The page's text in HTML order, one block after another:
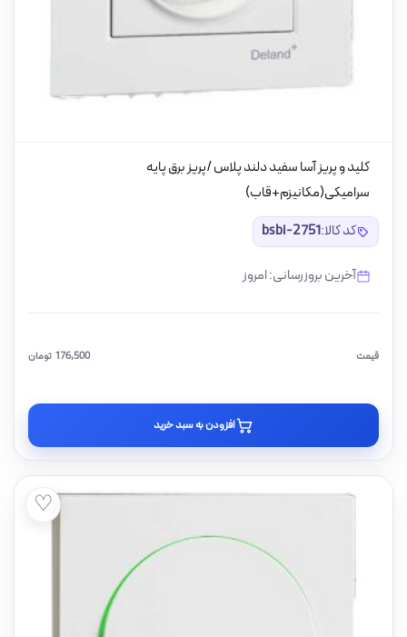
کلید و پریز آسا سفید دلند پلاس /پریز برق پایه
سرامیکی(مکانیزم+قاب)
کد کالا:bsbi-2751
آخرین بروزرسانی: امروز
قیمت تومان 176,500
افزودن به سبد خرید
♡